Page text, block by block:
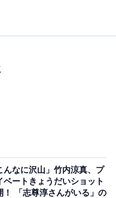
んなに沢山」竹内涼真、プ
ベートきょうだいショット
！ 「志尊淳さんがいる」の